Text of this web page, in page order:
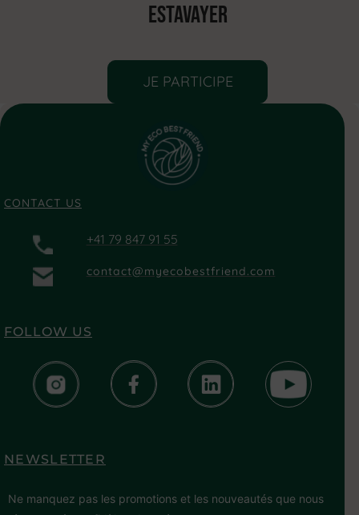
ESTAVAYER
JE PARTICIPE
CONTACT US
+41 79 847 91 55
contact@myecobestfriend.com
FOLLOW US
NEWSLETTER
Ne manquez pas les promotions et les nouveautés que nous